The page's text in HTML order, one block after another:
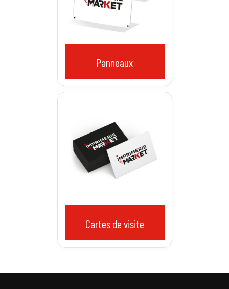
panneaux
cartes de visite